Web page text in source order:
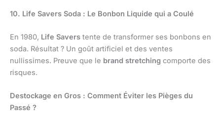
10. Life Savers Soda : Le Bonbon Liquide qui a Coulé
En 1980, Life Savers tente de transformer ses bonbons en
soda. Résultat ? Un goût artificiel et des ventes
nullissimes. Preuve que le brand stretching comporte des
risques.
Destockage en Gros : Comment Éviter les Pièges du
Passé ?